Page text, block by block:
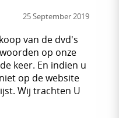
25 September 2019
van de dvd's
op onze
keer. En indien u
op de website
Wij trachten U